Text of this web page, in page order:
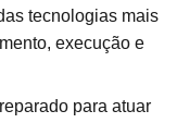
tecnologias mais
execução e
para atuar